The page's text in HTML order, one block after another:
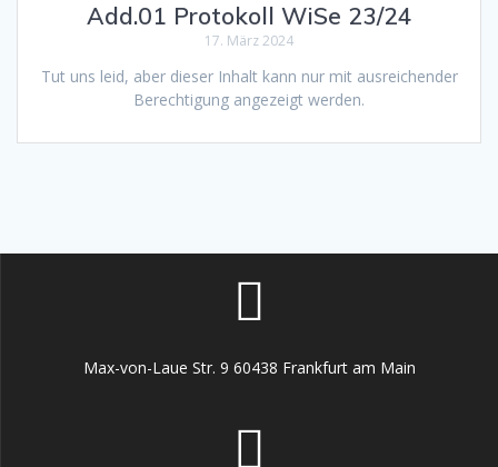
Add.01 Protokoll WiSe 23/24
17. März 2024
Tut uns leid, aber dieser Inhalt kann nur mit ausreichender
Berechtigung angezeigt werden.
Max-von-Laue Str. 9 60438 Frankfurt am Main